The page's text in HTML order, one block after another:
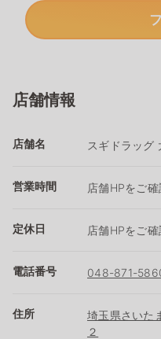
店舗情報
店舗名 スギドラッグ
営業時間 店舗HPをご
定休日 店舗HPをご
電話番号 048-871-
住所
埼玉県さいた
２